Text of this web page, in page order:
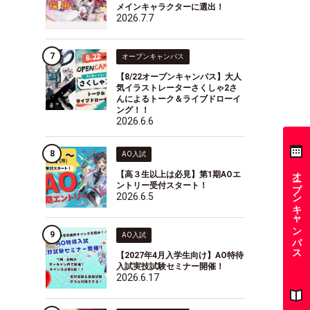
メインキャラクターに選出！
2026.7.7
オープンキャンパス
【8/22オープンキャンパス】大人
気イラストレーターさくしゃ2さ
んによるトーク＆ライブドローイ
ング！！
2026.6.6
AO入試
【高３生以上は必見】第1期AOエ
ントリー受付スタート！
2026.6.5
AO入試
【2027年4月入学生向け】AO特待
入試実技試験セミナー開催！
2026.6.17
オープンキャンパス